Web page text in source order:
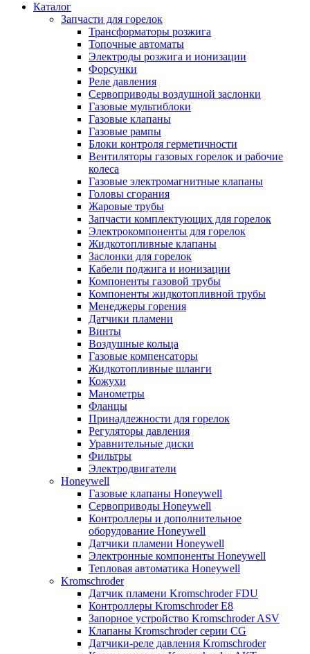
Каталог
Запчасти для горелок
Трансформаторы розжига
Топочные автоматы
Электроды розжига и ионизации
Форсунки
Реле давления
Сервоприводы воздушной заслонки
Газовые мультиблоки
Газовые клапаны
Газовые рампы
Блоки контроля герметичности
Вентиляторы газовых горелок и рабочие
колеса
Газовые электромагнитные клапаны
Головы сгорания
Жаровые трубы
Запчасти комплектующих для горелок
Электрокомпоненты для горелок
Жидкотопливные клапаны
Заслонки для горелок
Кабели поджига и ионизации
Компоненты газовой трубы
Компоненты жидкотопливной трубы
Менеджеры горения
Датчики пламени
Винты
Воздушные кольца
Газовые компенсаторы
Жидкотопливные шланги
Кожухи
Манометры
Фланцы
Принадлежности для горелок
Регуляторы давления
Уравнительные диски
Фильтры
Электродвигатели
Honeywell
Газовые клапаны Honeywell
Сервоприводы Honeywell
Контроллеры и дополнительное
оборудование Honeywell
Датчики пламени Honeywell
Электронные компоненты Honeywell
Тепловая автоматика Honeywell
Kromschroder
Датчик пламени Kromschroder FDU
Контроллеры Kromschroder E8
Запорное устройство Kromschroder ASV
Клапаны Kromschroder серии CG
Датчики-реле давления Kromschroder